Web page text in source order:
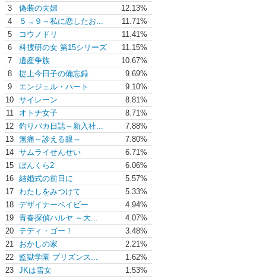
3
偽装の夫婦
12.13%
4
５→９～私に恋したお...
11.71%
5
コウノドリ
11.41%
6
科捜研の女 第15シリーズ
11.15%
7
遺産争族
10.67%
8
掟上今日子の備忘録
9.69%
9
エンジェル・ハート
9.10%
10 サイレーン
8.81%
11
オトナ女子
8.71%
12 釣りバカ日誌～新入社...
7.88%
13 無痛～診える眼～
7.80%
14 サムライせんせい
6.71%
15 ぼんくら2
6.06%
16 結婚式の前日に
5.57%
17 わたしをみつけて
5.33%
18 デザイナーベイビー
4.94%
19 青春探偵ハルヤ ～大...
4.07%
20
テディ・ゴー！
3.48%
21
おかしの家
2.21%
22
監獄学園 プリズンス...
1.62%
23 JKは雪女 1.53%